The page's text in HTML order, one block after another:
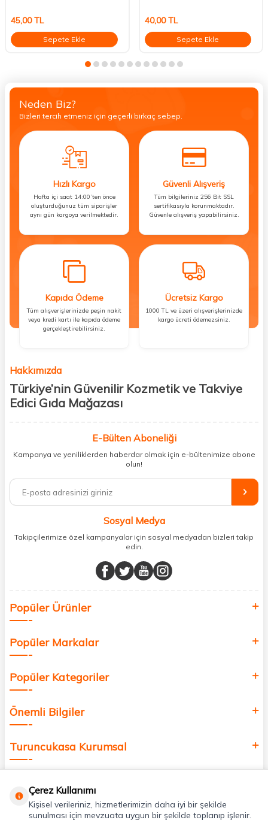
45,00TL
Sepete Ekle
40,00TL
Sepete Ekle
Neden Biz?
Bizleri tercih etmeniz için geçerli birkaç sebep.
Hızlı Kargo
Hafta içi saat 14:00’ten önce
oluşturduğunuz tüm siparişler
aynı gün kargoya verilmektedir.
Güvenli Alışveriş
Tüm bilgileriniz 256 Bit SSL
sertifikasıyla korunmaktadır.
Güvenle alışveriş yapabilirsiniz.
Kapıda Ödeme
Tüm alışverişlerinizde peşin nakit
veya kredi kartı ile kapıda ödeme
gerçekleştirebilirsiniz.
Ücretsiz Kargo
1000 TL ve üzeri alışverişlerinizde
kargo ücreti ödemezsiniz.
Hakkımızda
Türkiye’nin Güvenilir Kozmetik ve Takviye
Edici Gıda Mağazası
kişisel bakım hem de takviye edici gıda ürünlerini sizlerle
buluşturuyoruz. Artık mağaza mağaza dolaşmanıza gerek yok;
ihtiyacınız olan her şeyi tek bir çatı altında topluyor ve kapınıza kadar
%100 orijinal kozmetik ve sağlık ürünleriyle güzelliğinizi tamamlayabilir,
vücudunuzu desteklemek için güvenilir takviye edici gıdalara
minerallere kadar binlerce ürünü uygun fiyat ve hızlı kargo avantajıyla
sunuyoruz.
buluşturuyor ve online alışveriş deneyiminizi en iyi hale getiriyoruz.
Sağlık, güzellik ve iyi yaşam için aradığınız her şey burada!
değer katmak için bize katılın!
E-Bülten Aboneliği
Kampanya ve yeniliklerden haberdar olmak için e-bültenimize abone
olun!
Sosyal Medya
Takipçilerimize özel kampanyalar için sosyal medyadan bizleri takip
edin.
Popüler Ürünler
Popüler Markalar
Popüler Kategoriler
Önemli Bilgiler
Turuncukasa Kurumsal
Uygulamalarımız
Çerez Kullanımı
Kişisel verileriniz, hizmetlerimizin daha iyi bir şekilde
sunulması için mevzuata uygun bir şekilde toplanıp işlenir.